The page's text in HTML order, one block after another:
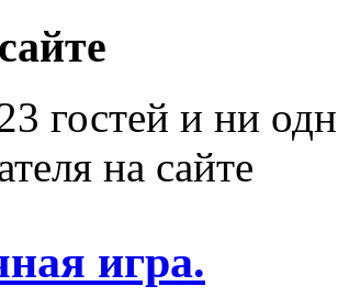
гостей и ни
на сайте
игра.